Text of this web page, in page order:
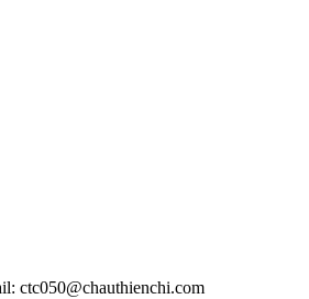
ctc050@chauthienchi.com